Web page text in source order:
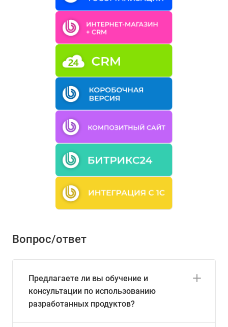
Вопрос/ответ
Предлагаете ли вы обучение и
консультации по использованию
разработанных продуктов?